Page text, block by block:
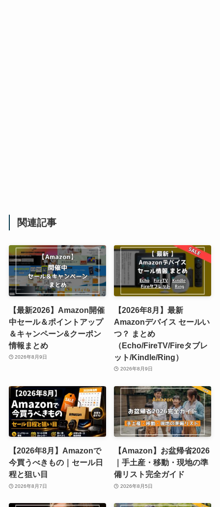
関連記事
【最新2026】Amazon開催
中セール＆ポイントアップ
＆キャンペーン&クーポン
情報まとめ
2026年8月9日
【2026年8月】最新
Amazonデバイス セールい
つ？ まとめ
（Echo/FireTV/Fireタブレ
ット/Kindle/Ring）
2026年8月9日
【2026年8月】Amazonで
今買うべきもの｜セール日
程と狙い目
2026年8月7日
【Amazon】お盆帰省2026
｜手土産・移動・現地の準
備リスト完全ガイド
2026年8月5日